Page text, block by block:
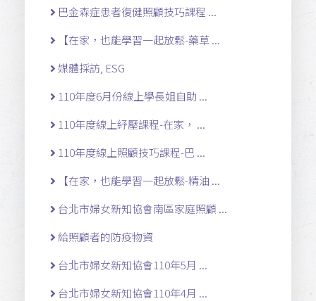
巴金森症患者復健照顧技巧課程 ...
【在家，也能學習一起放鬆-藥草 ...
媒體採訪, ESG
110年度6月份線上學長姐自助 ...
110年度線上紓壓課程-在家， ...
110年度線上照顧技巧課程-巴 ...
【在家，也能學習一起放鬆-精油 ...
台北市婦女新知協會南區家庭照顧 ...
給照顧者的防疫物資
台北市婦女新知協會110年5月 ...
台北市婦女新知協會110年4月 ...